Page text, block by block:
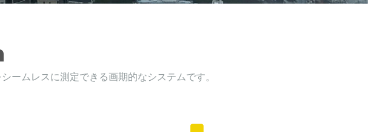
ームレスに測定できる画期的なシステムです。